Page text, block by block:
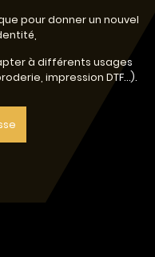
pour donner un nouvel
à différents usages
impression DTF…).